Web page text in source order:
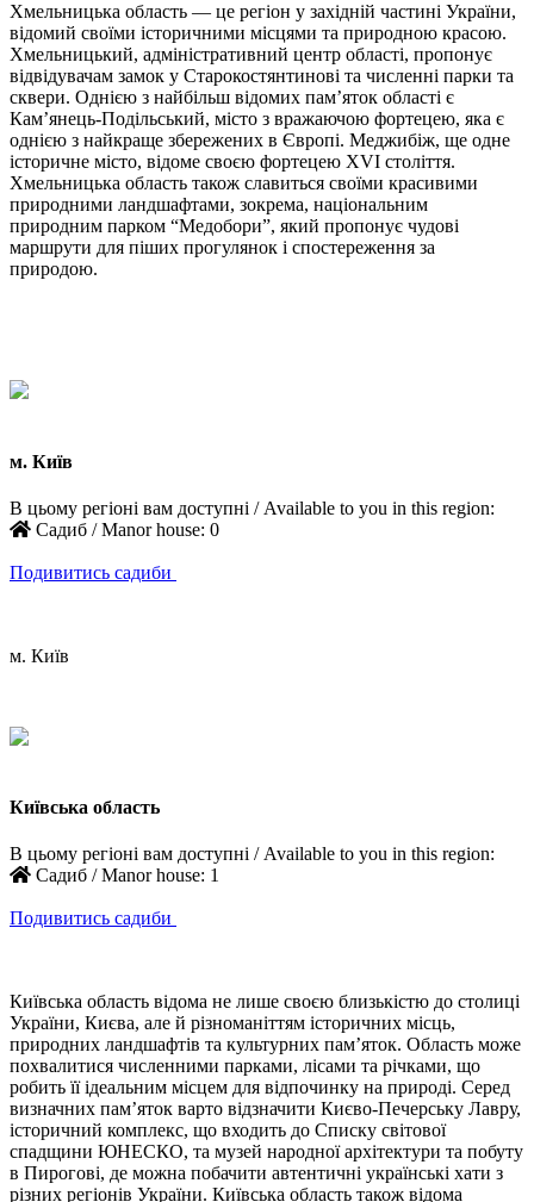
Хмельницька область — це регіон у західній частині України,
відомий своїми історичними місцями та природною красою.
Хмельницький, адміністративний центр області, пропонує
відвідувачам замок у Старокостянтинові та численні парки та
сквери. Однією з найбільш відомих пам’яток області є
Кам’янець-Подільський, місто з вражаючою фортецею, яка є
однією з найкраще збережених в Європі. Меджибіж, ще одне
історичне місто, відоме своєю фортецею XVI століття.
Хмельницька область також славиться своїми красивими
природними ландшафтами, зокрема, національним
природним парком “Медобори”, який пропонує чудові
маршрути для піших прогулянок і спостереження за
природою.
м. Київ
В цьому регіоні вам доступні / Available to you in this region:
Садиб / Manor house: 0
Подивитись садиби
м. Київ
Київська область
В цьому регіоні вам доступні / Available to you in this region:
Садиб / Manor house: 1
Подивитись садиби
Київська область відома не лише своєю близькістю до столиці
України, Києва, але й різноманіттям історичних місць,
природних ландшафтів та культурних пам’яток. Область може
похвалитися численними парками, лісами та річками, що
робить її ідеальним місцем для відпочинку на природі. Серед
визначних пам’яток варто відзначити Києво-Печерську Лавру,
історичний комплекс, що входить до Списку світової
спадщини ЮНЕСКО, та музей народної архітектури та побуту
в Пирогові, де можна побачити автентичні українські хати з
різних регіонів України. Київська область також відома